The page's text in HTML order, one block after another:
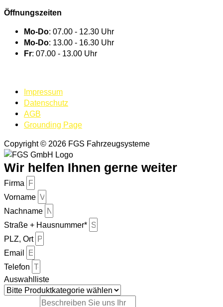
Öffnungszeiten
Mo-Do: 07.00 - 12.30 Uhr
Mo-Do: 13.00 - 16.30 Uhr
Fr: 07.00 - 13.00 Uhr
Impressum
Datenschutz
AGB
Grounding Page
Copyright © 2026 FGS Fahrzeugsysteme
Wir helfen Ihnen gerne weiter
Firma
Vorname
Nachname
Straße + Hausnummer*
PLZ, Ort
Email
Telefon
Auswahlliste